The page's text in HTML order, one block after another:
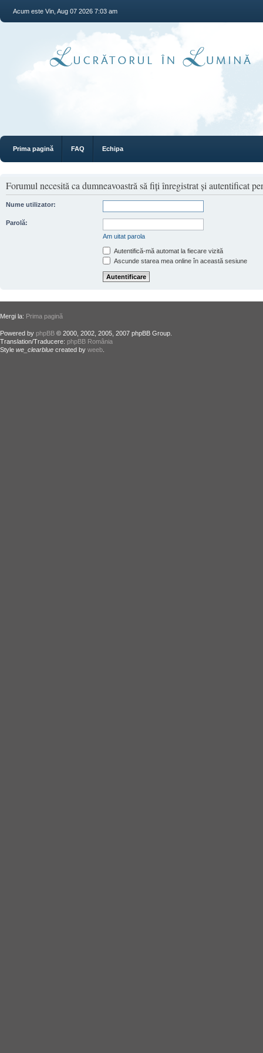
Acum este Vin, Aug 07 2026 7:03 am
Prima pagină FAQ Echipa
Forumul necesită ca dumneavoastră să fiţi înregistrat şi autentificat
Nume utilizator:
Parolă:
Am uitat parola
Autentifică-mă automat la fiecare vizită
Ascunde starea mea online în această sesiune
Mergi la: Prima pagină
Powered by phpBB © 2000, 2002, 2005, 2007 phpBB Group.
Translation/Traducere: phpBB România
Style we_clearblue created by weeb